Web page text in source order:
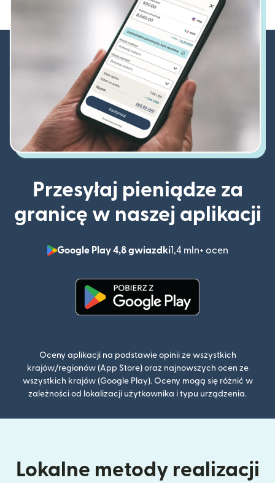
Przesyłaj pieniądze za
granicę w naszej aplikacji
Google Play 4,8 gwiazdki1,4 mln+ ocen
(otwiera
Oceny aplikacji na podstawie opinii ze wszystkich
krajów/regionów (App Store) oraz najnowszych ocen ze
wszystkich krajów (Google Play). Oceny mogą się różnić w
zależności od lokalizacji użytkownika i typu urządzenia.
Lokalne metody realizacji